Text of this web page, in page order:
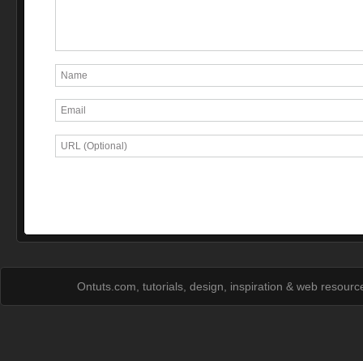
Ontuts.com, tutorials, design, inspiration & web